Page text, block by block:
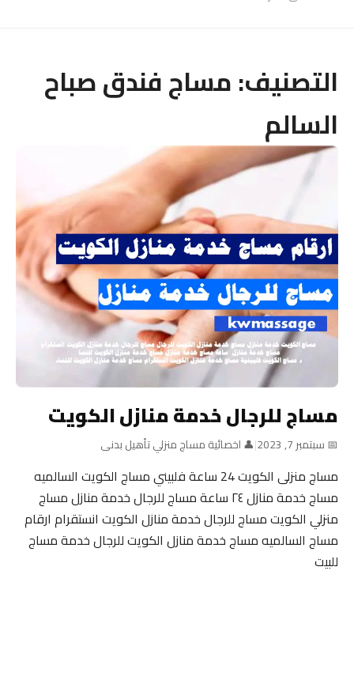
التصنيف:مساج فندق صباح
السالم
مساج للرجال خدمة منازل الكويت
📅 سبتمبر 7, 2023 |👤 اخصائية مساج منزلي تأهيل بدنى
مساج منزلى الكويت 24 ساعة فلبيني مساج الكويت السالميه
مساج خدمة منازل ٢٤ ساعة مساج للرجال خدمة منازل مساج
منزلي الكويت مساج للرجال خدمة منازل الكويت انستقرام ارقام
مساج السالميه مساج خدمة منازل الكويت للرجال خدمة مساج
للبيت